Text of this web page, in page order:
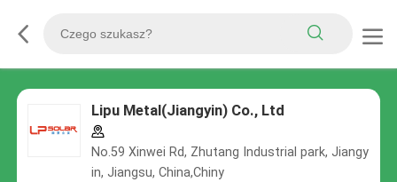
Lipu Metal(Jiangyin) Co., Ltd
No.59 Xinwei Rd, Zhutang Industrial park, Jiangy
in, Jiangsu, China,Chiny